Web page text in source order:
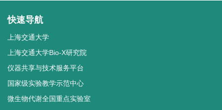
快速导航
上海交通大学
上海交通大学Bio-X研究院
仪器共享与技术服务平台
国家级实验教学示范中心
微生物代谢全国重点实验室